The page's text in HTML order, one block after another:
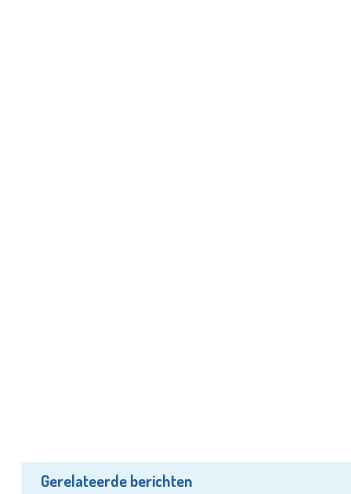
Gerelateerde berichten